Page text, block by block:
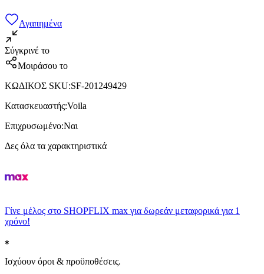
Αγαπημένα
Σύγκρινέ το
Μοιράσου το
ΚΩΔΙΚΟΣ SKU:SF-201249429
Κατασκευαστής:Voila
Επιχρυσωμένο:Ναι
Δες όλα τα χαρακτηριστικά
Γίνε μέλος στο SHOPFLIX max για δωρεάν μεταφορικά για 1
χρόνο!
Ισχύουν όροι & προϋποθέσεις.